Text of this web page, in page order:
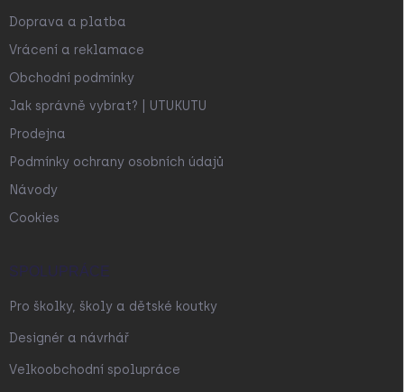
Doprava a platba
Vrácení a reklamace
Obchodní podmínky
Jak správně vybrat? | UTUKUTU
Prodejna
Podmínky ochrany osobních údajů
Návody
Cookies
SPOLUPRÁCE
Pro školky, školy a dětské koutky
Designér a návrhář
Velkoobchodní spolupráce